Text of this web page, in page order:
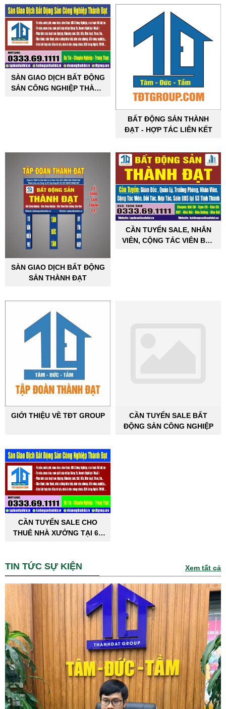
SÀN GIAO DỊCH BẤT ĐỘNG
SẢN CÔNG NGHIỆP THÀNH
BẤT ĐỘNG SẢN THÀNH
ĐẠT - HỢP TÁC LIÊN KẾT
SÀN GIAO DỊCH BẤT ĐỘNG
SẢN THÀNH ĐẠT
CẦN TUYỂN SALE, NHÂN
VIÊN, CỘNG TÁC VIÊN BẤT
GIỚI THIỆU VỀ TĐT GROUP
CẦN TUYỂN SALE BẤT
ĐỘNG SẢN CÔNG NGHIỆP
CẦN TUYỂN SALE CHO
THUÊ NHÀ XƯỞNG TẠI 63
TIN TỨC SỰ KIỆN Xem tất cả